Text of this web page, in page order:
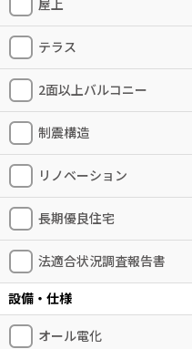
屋上
テラス
2面以上バルコニー
制震構造
リノベーション
長期優良住宅
法適合状況調査報告書
設備・仕様
オール電化